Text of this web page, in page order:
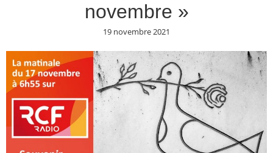
novembre »
19 novembre 2021